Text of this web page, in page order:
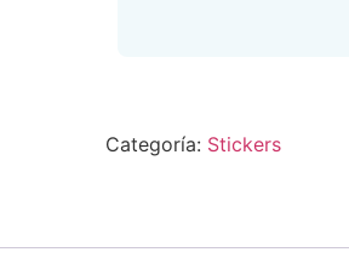
Categoría: Stickers